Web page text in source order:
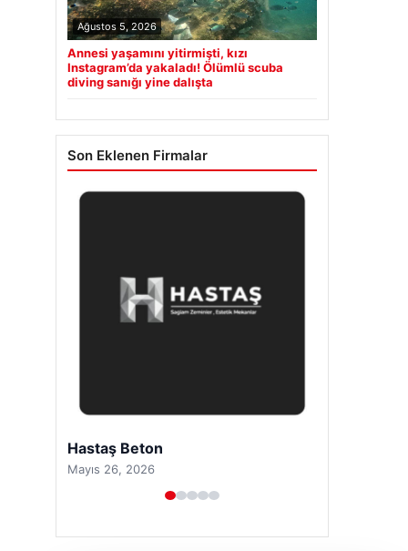
Ağustos 5, 2026
Annesi yaşamını yitirmişti, kızı
Instagram’da yakaladı! Ölümlü scuba
diving sanığı yine dalışta
Son Eklenen Firmalar
Enes Kaplan Avukatlık Bürosu
Nisan 28, 2026